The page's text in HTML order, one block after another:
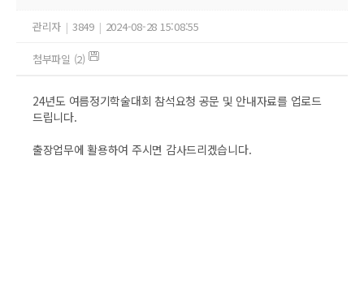
관리자 | 3849 | 2024-08-28 15:08:55
첨부파일 (2)
24년도 여름정기학술대회 참석요청 공문 및 안내자료를 업로드
드립니다.
출장업무에 활용하여 주시면 감사드리겠습니다.